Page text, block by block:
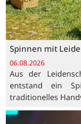
Spinnen mit
06.08.2026
Aus der
entstand ein
traditionelles